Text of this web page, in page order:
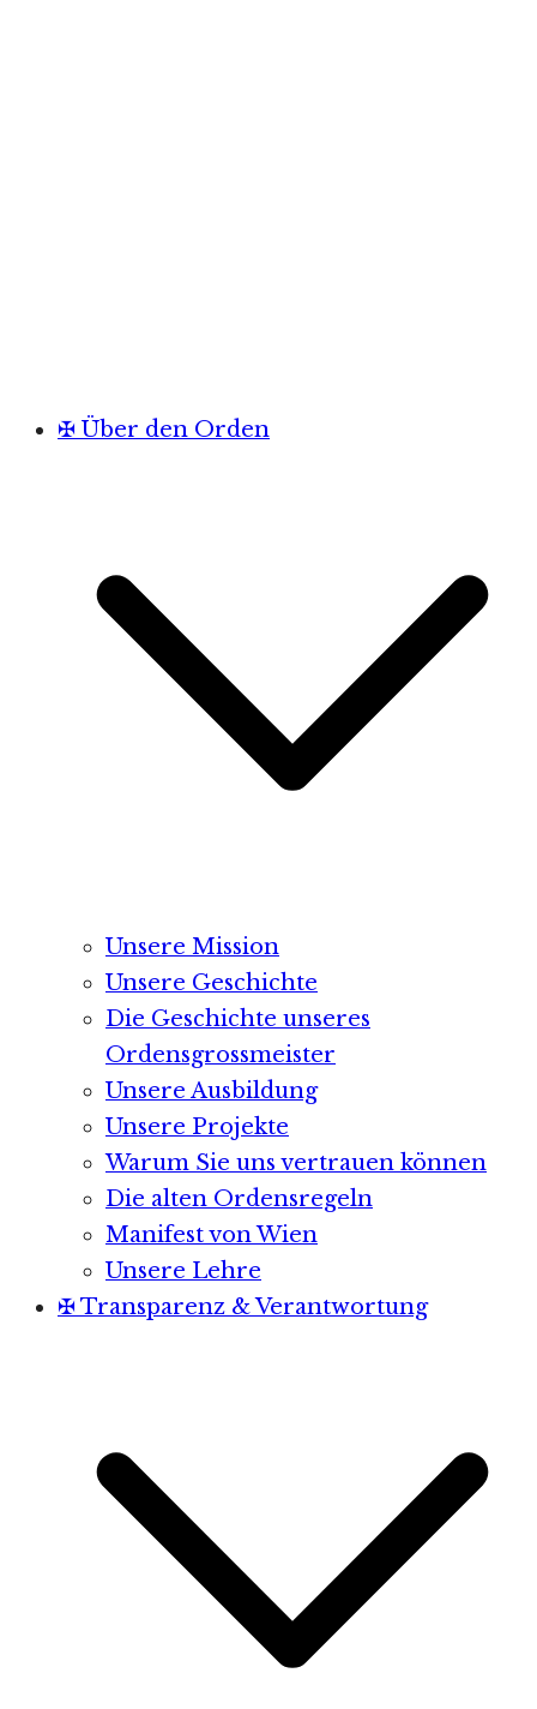
✠ Über den Orden
Unsere Mission
Unsere Geschichte
Die Geschichte unseres
Ordensgrossmeister
Unsere Ausbildung
Unsere Projekte
Warum Sie uns vertrauen können
Die alten Ordensregeln
Manifest von Wien
Unsere Lehre
✠ Transparenz & Verantwortung